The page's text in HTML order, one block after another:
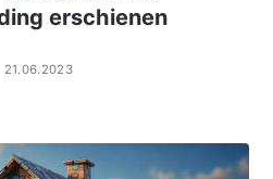
erschienen
21.06.2023